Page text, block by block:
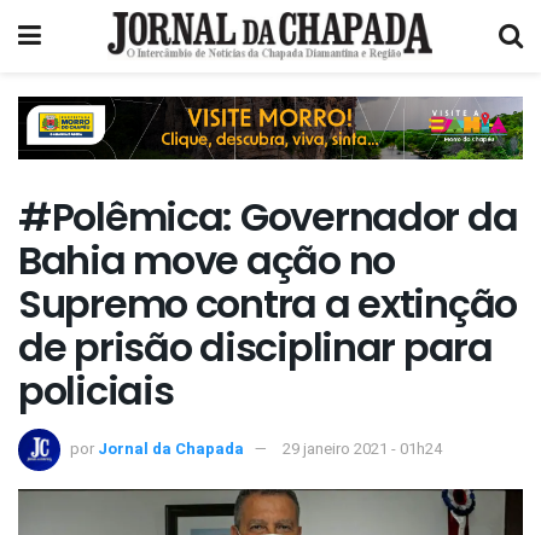
#Polêmica: Governador da
Bahia move ação no
Supremo contra a extinção
de prisão disciplinar para
policiais
por Jornal da Chapada 29 janeiro 2021 - 01h24